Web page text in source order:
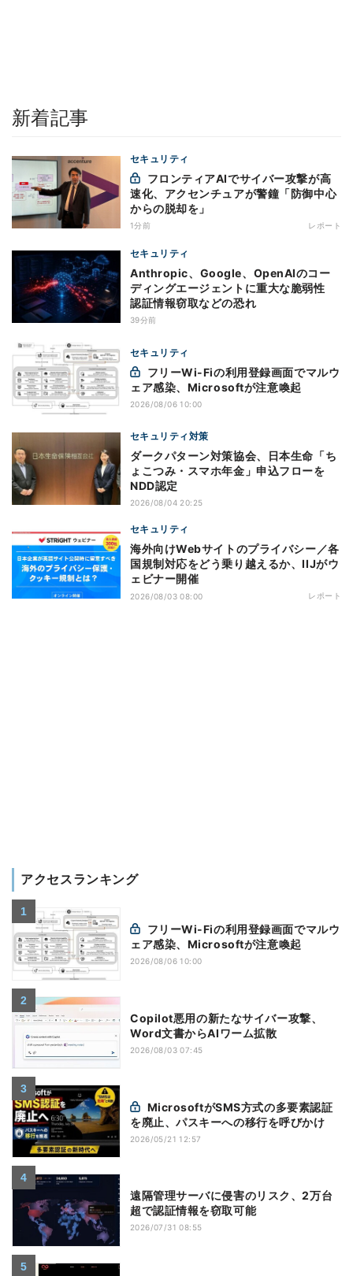
新着記事
セキュリティ
速化、アクセンチュアが警鐘「防御中心
からの脱却を」
1分前 レポート
セキュリティ
Anthropic、Google、OpenAIのコー
ディングエージェントに重大な脆弱性
認証情報窃取などの恐れ
39分前
セキュリティ
ェア感染、Microsoftが注意喚起
2026/08/06 10:00
セキュリティ対策
ダークパターン対策協会、日本生命「ち
ょこつみ・スマホ年金」申込フローを
NDD認定
2026/08/04 20:25
セキュリティ
海外向けWebサイトのプライバシー／各
国規制対応をどう乗り越えるか、IIJがウ
ェビナー開催
2026/08/03 08:00 レポート
アクセスランキング
ェア感染、Microsoftが注意喚起
2026/08/06 10:00
Copilot悪用の新たなサイバー攻撃、
Word文書からAIワーム拡散
2026/08/03 07:45
を廃止、パスキーへの移行を呼びかけ
2026/05/21 12:57
遠隔管理サーバに侵害のリスク、2万台
超で認証情報を窃取可能
2026/07/31 08:55